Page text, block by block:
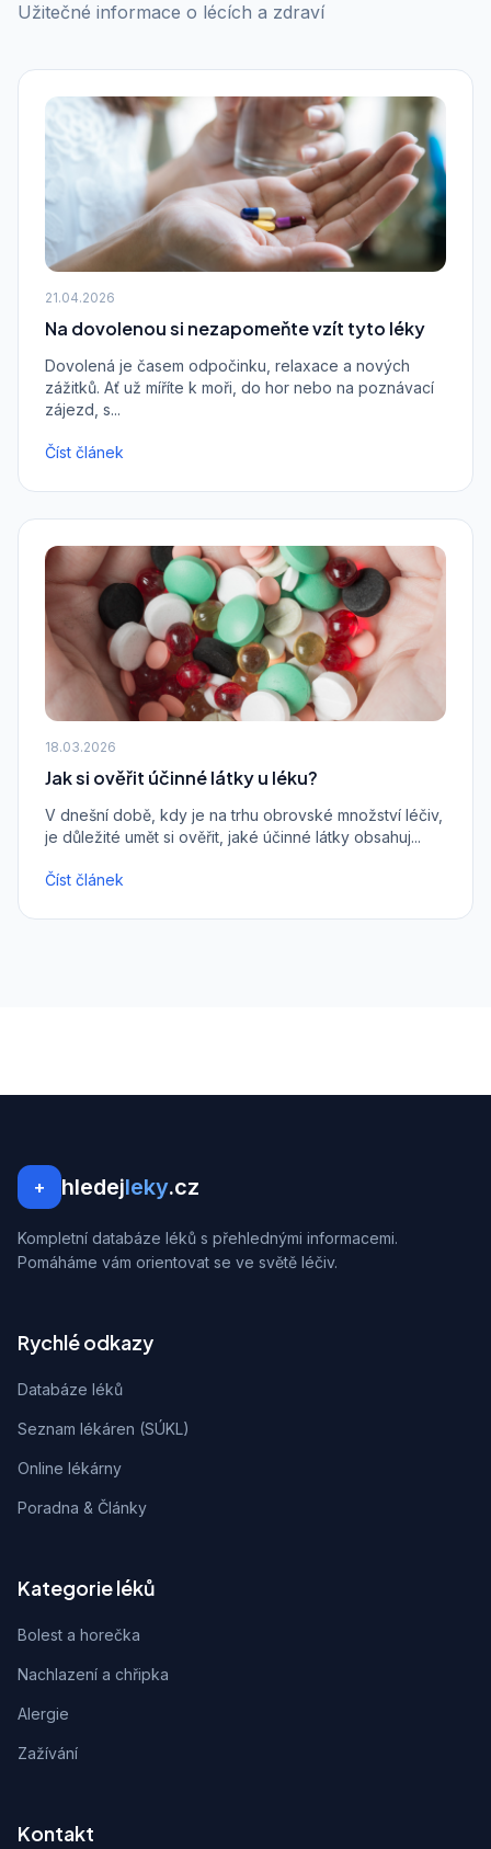
Užitečné informace o lécích a zdraví
21.04.2026
Na dovolenou si nezapomeňte vzít tyto léky
Dovolená je časem odpočinku, relaxace a nových
zážitků. Ať už míříte k moři, do hor nebo na poznávací
zájezd, s...
Číst článek
18.03.2026
Jak si ověřit účinné látky u léku?
V dnešní době, kdy je na trhu obrovské množství léčiv,
je důležité umět si ověřit, jaké účinné látky obsahuj...
Číst článek
+ hledejleky.cz
Kompletní databáze léků s přehlednými informacemi.
Pomáháme vám orientovat se ve světě léčiv.
Rychlé odkazy
Databáze léků
Seznam lékáren (SÚKL)
Online lékárny
Poradna & Články
Kategorie léků
Bolest a horečka
Nachlazení a chřipka
Alergie
Zažívání
Kontakt